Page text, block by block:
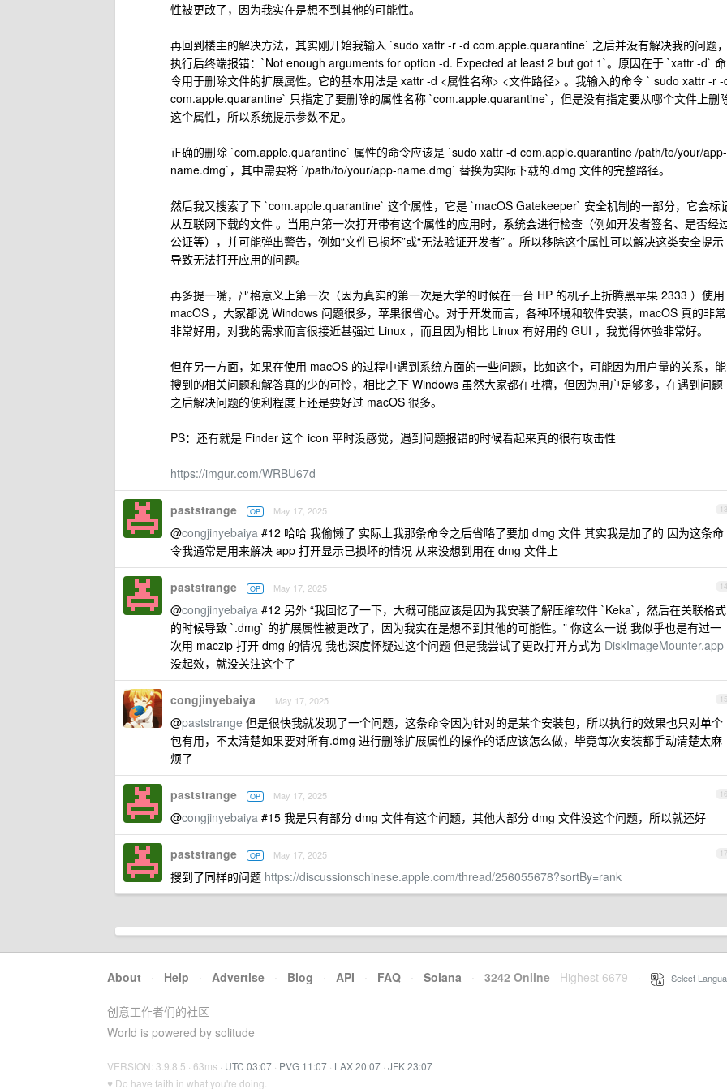
性被更改了，因为我实在是想不到其他的可能性。
再回到楼主的解决方法，其实刚开始我输入 `sudo xattr -r -d com.apple.quarantine` 之后并没有解决我的问题，
执行后终端报错：`Not enough arguments for option -d. Expected at least 2 but got 1`。原因在于 `xattr -d` 命
令用于删除文件的扩展属性。它的基本用法是 xattr -d <属性名称> <文件路径> 。我输入的命令 ` sudo xattr -r -
com.apple.quarantine` 只指定了要删除的属性名称 `com.apple.quarantine`，但是没有指定要从哪个文件上删
这个属性，所以系统提示参数不足。
正确的删除 `com.apple.quarantine` 属性的命令应该是 `sudo xattr -d com.apple.quarantine /path/to/your/app-
name.dmg`，其中需要将 `/path/to/your/app-name.dmg` 替换为实际下载的.dmg 文件的完整路径。
然后我又搜索了下 `com.apple.quarantine` 这个属性，它是 `macOS Gatekeeper` 安全机制的一部分，它会标
从互联网下载的文件 。当用户第一次打开带有这个属性的应用时，系统会进行检查（例如开发者签名、是否经
公证等），并可能弹出警告，例如“文件已损坏”或“无法验证开发者” 。所以移除这个属性可以解决这类安全提示
导致无法打开应用的问题。
再多提一嘴，严格意义上第一次（因为真实的第一次是大学的时候在一台 HP 的机子上折腾黑苹果 2333 ）使用
macOS ，大家都说 Windows 问题很多，苹果很省心。对于开发而言，各种环境和软件安装，macOS 真的非常
非常好用，对我的需求而言很接近甚强过 Linux ，而且因为相比 Linux 有好用的 GUI ，我觉得体验非常好。
但在另一方面，如果在使用 macOS 的过程中遇到系统方面的一些问题，比如这个，可能因为用户量的关系，能
搜到的相关问题和解答真的少的可怜，相比之下 Windows 虽然大家都在吐槽，但因为用户足够多，在遇到问题
之后解决问题的便利程度上还是要好过 macOS 很多。
PS：还有就是 Finder 这个 icon 平时没感觉，遇到问题报错的时候看起来真的很有攻击性
https://imgur.com/WRBU67d
13
paststrange OP May 17, 2025
@congjinyebaiya #12 哈哈 我偷懒了 实际上我那条命令之后省略了要加 dmg 文件 其实我是加了的 因为这条命
令我通常是用来解决 app 打开显示已损坏的情况 从来没想到用在 dmg 文件上
14
paststrange OP May 17, 2025
@congjinyebaiya #12 另外 “我回忆了一下，大概可能应该是因为我安装了解压缩软件 `Keka`，然后在关联格式
的时候导致 `.dmg` 的扩展属性被更改了，因为我实在是想不到其他的可能性。” 你这么一说 我似乎也是有过一
次用 maczip 打开 dmg 的情况 我也深度怀疑过这个问题 但是我尝试了更改打开方式为 DiskImageMounter.app
没起效，就没关注这个了
15
congjinyebaiya May 17, 2025
@paststrange 但是很快我就发现了一个问题，这条命令因为针对的是某个安装包，所以执行的效果也只对单个
包有用，不太清楚如果要对所有.dmg 进行删除扩展属性的操作的话应该怎么做，毕竟每次安装都手动清楚太麻
烦了
16
paststrange OP May 17, 2025
@congjinyebaiya #15 我是只有部分 dmg 文件有这个问题，其他大部分 dmg 文件没这个问题，所以就还好
17
paststrange OP May 17, 2025
搜到了同样的问题 https://discussionschinese.apple.com/thread/256055678?sortBy=rank
About · Help · Advertise · Blog · API · FAQ · Solana · 3242 Online Highest 6679 Select
创意工作者们的社区
World is powered by solitude
VERSION: 3.9.8.5 · 63ms · UTC 03:07 · PVG 11:07 · LAX 20:07 · JFK 23:07
♥ Do have faith in what you're doing.